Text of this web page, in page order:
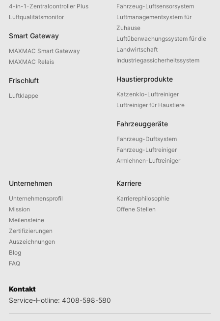
4-in-1-Zentralcontroller Plus
Luftqualitätsmonitor
Smart Gateway
MAXMAC Smart Gateway
MAXMAC Relais
Frischluft
Luftklappe
Fahrzeug-Luftsensorsystem
Luftmanagementsystem für
Zuhause
Luftüberwachungssystem für die
Landwirtschaft
Industriegassicherheitssystem
Haustierprodukte
Katzenklo-Luftreiniger
Luftreiniger für Haustiere
Fahrzeuggeräte
Fahrzeug-Duftsystem
Fahrzeug-Luftreiniger
Armlehnen-Luftreiniger
Unternehmen
Unternehmensprofil
Mission
Meilensteine
Zertifizierungen
Auszeichnungen
Blog
FAQ
Karriere
Karrierephilosophie
Offene Stellen
Kontakt
Service-Hotline: 4008-598-580